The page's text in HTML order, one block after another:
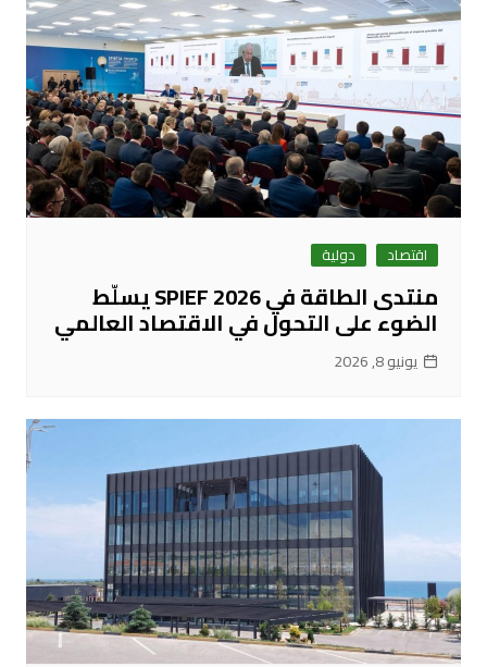
اقتصاد دولية
منتدى الطاقة في SPIEF 2026 يسلّط
الضوء على التحول في الاقتصاد العالمي
يونيو 8, 2026